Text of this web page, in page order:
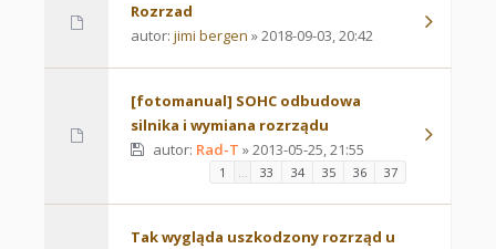
Rozrzad
autor: jimi bergen » 2018-09-03, 20:42
[fotomanual] SOHC odbudowa
silnika i wymiana rozrządu
autor: Rad-T » 2013-05-25, 21:55
1 … 33 34 35 36 37
Tak wygląda uszkodzony rozrząd u